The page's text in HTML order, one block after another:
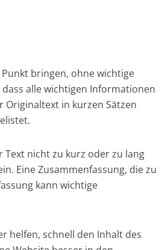
bringen, ohne wichtige
alle wichtigen Informationen
Originaltext in kurzen Sätzen
Text nicht zu kurz oder zu lang
Eine Zusammenfassung, die zu
kann wichtige
helfen, schnell den Inhalt des